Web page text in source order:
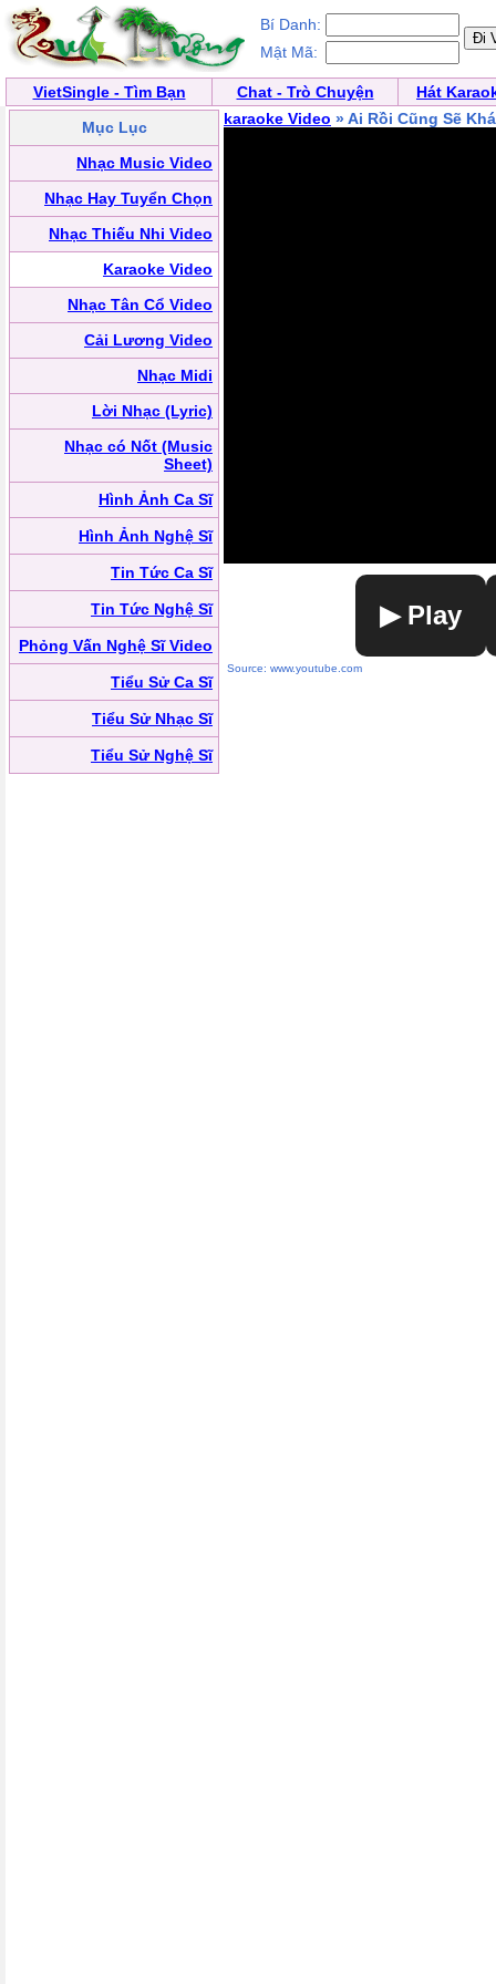
Bí Danh:
Mật Mã:
VietSingle - Tìm Bạn Chat - Trò Chuyện
Hát
Mục Lục
Nhạc Music Video
Nhạc Hay Tuyển Chọn
Nhạc Thiếu Nhi Video
Karaoke Video
Nhạc Tân Cổ Video
Cải Lương Video
Nhạc Midi
Lời Nhạc (Lyric)
Nhạc có Nốt (Music
Sheet)
Hình Ảnh Ca Sĩ
Hình Ảnh Nghệ Sĩ
Tin Tức Ca Sĩ
Tin Tức Nghệ Sĩ
Phỏng Vấn Nghệ Sĩ Video
Tiểu Sử Ca Sĩ
Tiểu Sử Nhạc Sĩ
Tiểu Sử Nghệ Sĩ
karaoke Video » Ai Rồi Cũng Sẽ
▶ Play
Source: www.youtube.com